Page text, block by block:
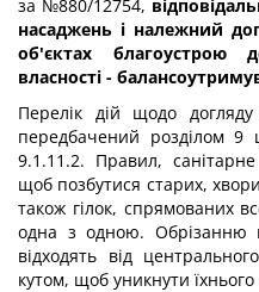
за №880/12754,
насаджень і належний
об'єктах благоустрою
власності -
Перелік дій щодо
передбачений розділом 9
9.1.11.2. Правил,
щоб позбутися старих,
також гілок, спрямованих
одна з одною. Обрізанню
відходять від
кутом, щоб уникнути